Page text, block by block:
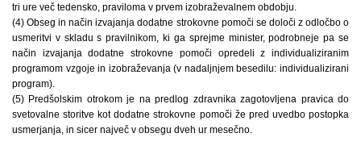
tri ure več tedensko, praviloma v prvem izobraževalnem obdobju.
(4) Obseg in način izvajanja dodatne strokovne pomoči se določi z odločbo o
usmeritvi v skladu s pravilnikom, ki ga sprejme minister, podrobneje pa se
način izvajanja dodatne strokovne pomoči opredeli z individualiziranim
programom vzgoje in izobraževanja (v nadaljnjem besedilu: individualizirani
program).
(5) Predšolskim otrokom je na predlog zdravnika zagotovljena pravica do
svetovalne storitve kot dodatne strokovne pomoči že pred uvedbo postopka
usmerjanja, in sicer največ v obsegu dveh ur mesečno.